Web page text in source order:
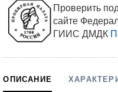
Проверить
сайте
ГИИС ДМДК
ОПИСАНИЕ